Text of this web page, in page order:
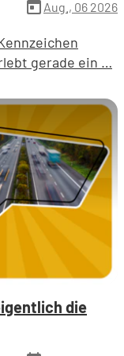
today Aug., 06 2026
gerade ein …
die